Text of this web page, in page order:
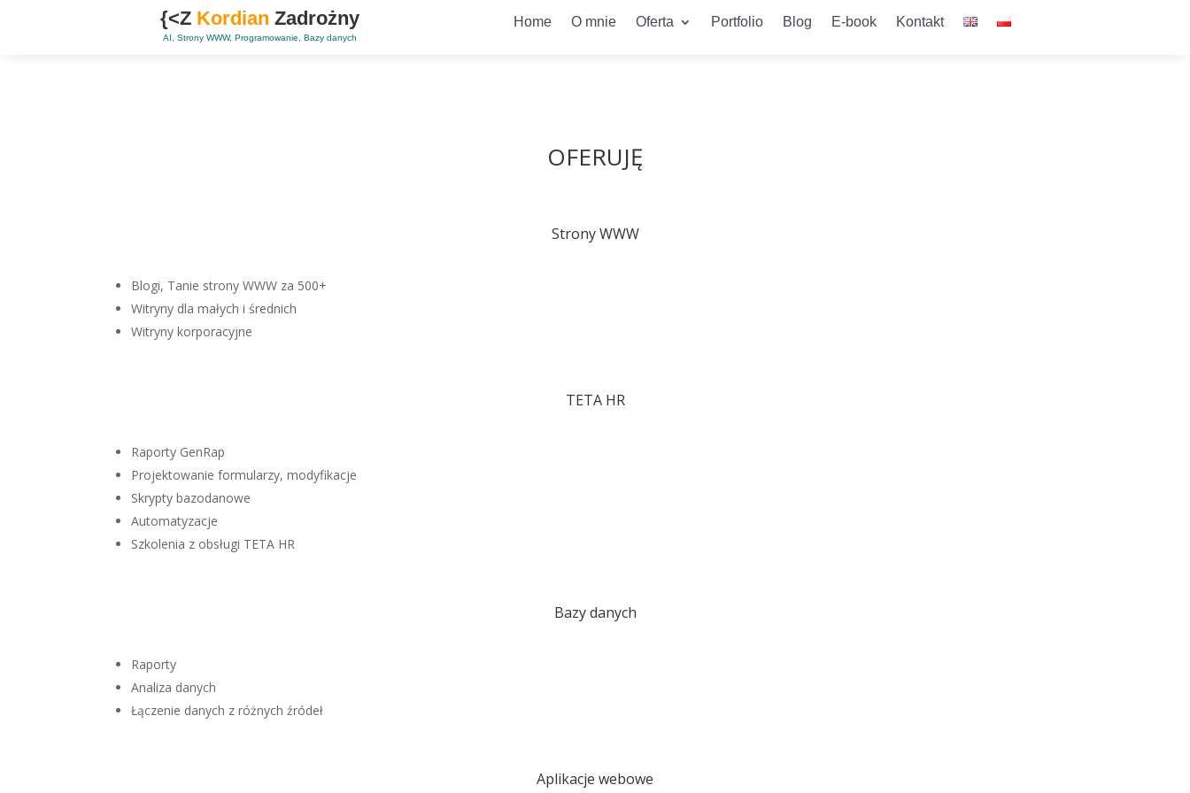
{<Z Kordian Zadrożny
AI, Strony WWW, Programowanie, Bazy danych
Home O mnie Oferta Portfolio Blog E-book Kontakt
OFERUJĘ
Strony WWW
Blogi, Tanie strony WWW za 500+
Witryny dla małych i średnich
Witryny korporacyjne
TETA HR
Raporty GenRap
Projektowanie formularzy, modyfikacje
Skrypty bazodanowe
Automatyzacje
Szkolenia z obsługi TETA HR
Bazy danych
Raporty
Analiza danych
Łączenie danych z różnych źródeł
Aplikacje webowe